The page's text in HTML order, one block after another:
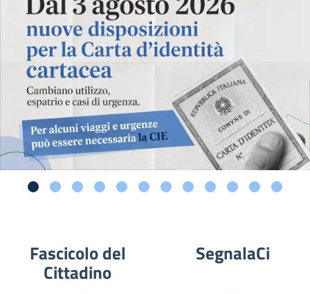
Fascicolo del
Cittadino
SegnalaCi